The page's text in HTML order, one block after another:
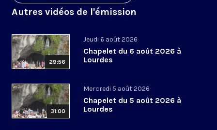
Autres vidéos de l'émission
29:56
Jeudi 6 août 2026
Chapelet du 6 août 2026 à
Lourdes
31:00
Mercredi 5 août 2026
Chapelet du 5 août 2026 à
Lourdes